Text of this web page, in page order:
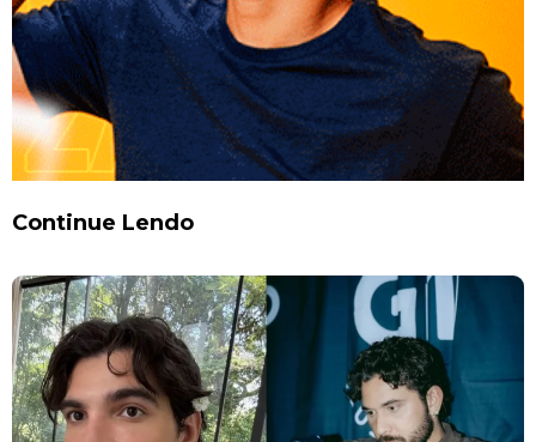
Continue Lendo